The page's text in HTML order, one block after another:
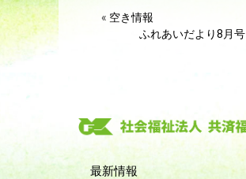
« 空き情報
ふれあいだより8月号
最新情報